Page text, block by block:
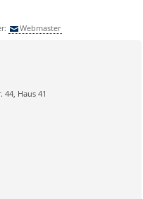
Webmaster
Haus 41